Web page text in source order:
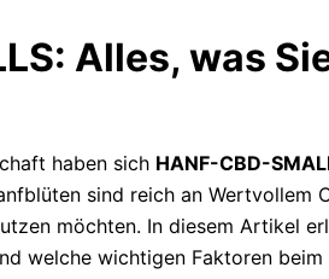
Alles, was
haben sich HANF-CBD-
sind reich an
möchten. In diesem Artikel
welche wichtigen Faktoren beim